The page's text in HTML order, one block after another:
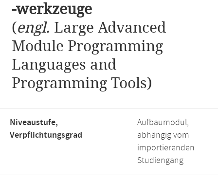
-werkzeuge
(engl. Large Advanced
Module Programming
Languages and
Programming Tools)
Niveaustufe,
Verpflichtungsgrad
Aufbaumodul,
abhängig vom
importierenden
Studiengang